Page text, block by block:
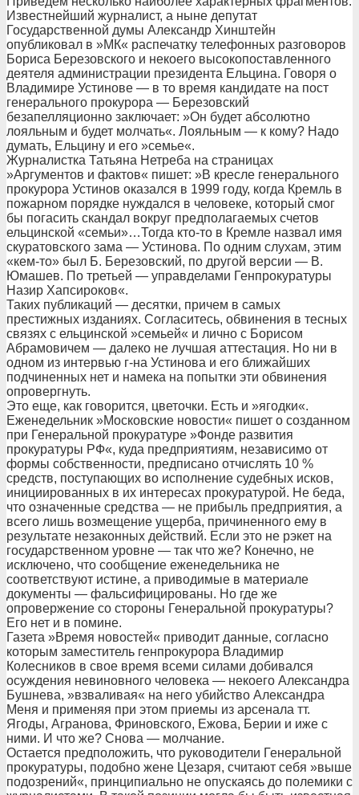
Известнейший журналист, а ныне депутат
Государственной думы Александр Хинштейн
опубликовал в »МК« распечатку телефонных разговоров
Бориса Березовского и некоего высокопоставленного
деятеля администрации президента Ельцина. Говоря о
Владимире Устинове — в то время кандидате на пост
генерального прокурора — Березовский
безапелляционно заключает: »Он будет абсолютно
лояльным и будет молчать«. Лояльным — к кому? Надо
думать, Ельцину и его »семье«.
Журналистка Татьяна Нетреба на страницах
»Аргументов и фактов« пишет: »В кресле генерального
прокурора Устинов оказался в 1999 году, когда Кремль в
пожарном порядке нуждался в человеке, который смог
бы погасить скандал вокруг предполагаемых счетов
ельцинской «семьи»…Тогда кто-то в Кремле назвал имя
скуратовского зама — Устинова. По одним слухам, этим
«кем-то» был Б. Березовский, по другой версии — В.
Юмашев. По третьей — управделами Генпрокуратуры
Назир Хапсироков«.
Таких публикаций — десятки, причем в самых
престижных изданиях. Согласитесь, обвинения в тесных
связях с ельцинской »семьей« и лично с Борисом
Абрамовичем — далеко не лучшая аттестация. Но ни в
одном из интервью г-на Устинова и его ближайших
подчиненных нет и намека на попытки эти обвинения
опровергнуть.
Это еще, как говорится, цветочки. Есть и »ягодки«.
Еженедельник »Московские новости« пишет о созданном
при Генеральной прокуратуре »Фонде развития
прокуратуры РФ«, куда предприятиям, независимо от
формы собственности, предписано отчислять 10 %
средств, поступающих во исполнение судебных исков,
инициированных в их интересах прокуратурой. Не беда,
что означенные средства — не прибыль предприятия, а
всего лишь возмещение ущерба, причиненного ему в
результате незаконных действий. Если это не рэкет на
государственном уровне — так что же? Конечно, не
исключено, что сообщение еженедельника не
соответствуют истине, а приводимые в материале
документы — фальсифицированы. Но где же
опровержение со стороны Генеральной прокуратуры?
Его нет и в помине.
Газета »Время новостей« приводит данные, согласно
которым заместитель генпрокурора Владимир
Колесников в свое время всеми силами добивался
осуждения невиновного человека — некоего Александра
Бушнева, »взваливая« на него убийство Александра
Меня и применяя при этом приемы из арсенала тт.
Ягоды, Агранова, Фриновского, Ежова, Берии и иже с
ними. И что же? Снова — молчание.
Остается предположить, что руководители Генеральной
прокуратуры, подобно жене Цезаря, считают себя »выше
подозрений«, принципиально не опускаясь до полемики с